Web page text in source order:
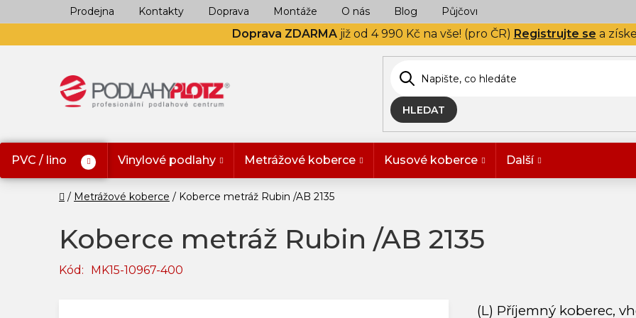
na
Doprava ZDARMA již od 4 990 Kč na vše! (pro ČR) Registrujte se a
Prodejna Kontakty Doprava Montáže O nás Blog Půjčovna
HLEDAT
PVC / lino Vinylové podlahy Metrážové koberce Kusové koberce Další
Domů
Metrážové koberce Koberce metráž Rubin /AB 2135
Koberce metráž Rubin /AB 2135
Kód: MK15-10967-400
(L) Příjemný koberec,